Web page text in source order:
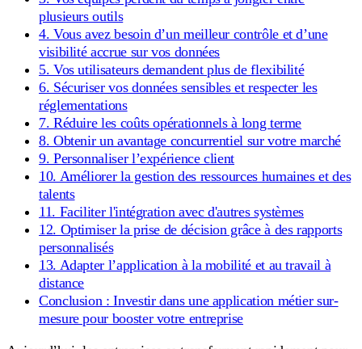
plusieurs outils
4. Vous avez besoin d’un meilleur contrôle et d’une
visibilité accrue sur vos données
5. Vos utilisateurs demandent plus de flexibilité
6. Sécuriser vos données sensibles et respecter les
réglementations
7. Réduire les coûts opérationnels à long terme
8. Obtenir un avantage concurrentiel sur votre marché
9. Personnaliser l’expérience client
10. Améliorer la gestion des ressources humaines et des
talents
11. Faciliter l'intégration avec d'autres systèmes
12. Optimiser la prise de décision grâce à des rapports
personnalisés
13. Adapter l’application à la mobilité et au travail à
distance
Conclusion : Investir dans une application métier sur-
mesure pour booster votre entreprise